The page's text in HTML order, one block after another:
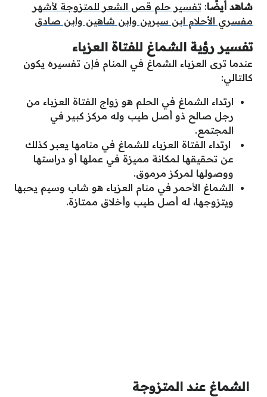
شاهد أيضًا: تفسير حلم قص الشعر للمتزوجة لأشهر
مفسري الأحلام ابن سيرين وابن شاهين وابن صادق
تفسير رؤية الشماغ للفتاة العزباء
عندما ترى العزباء الشماغ في المنام فإن تفسيره يكون
كالتالي:
ارتداء الشماغ في الحلم هو زواج الفتاة العزباء من
رجل صالح ذو أصل طيب وله مركز كبير في
المجتمع.
ارتداء الفتاة العزباء للشماغ في منامها يعبر كذلك
عن تحقيقها لمكانة مميزة في عملها أو دراستها
ووصولها لمركز مرموق.
الشماغ الأحمر في منام العزباء هو شاب وسيم يحبها
ويتزوجها، له أصل طيب وأخلاق ممتازة.
الشماغ عند المتزوجة